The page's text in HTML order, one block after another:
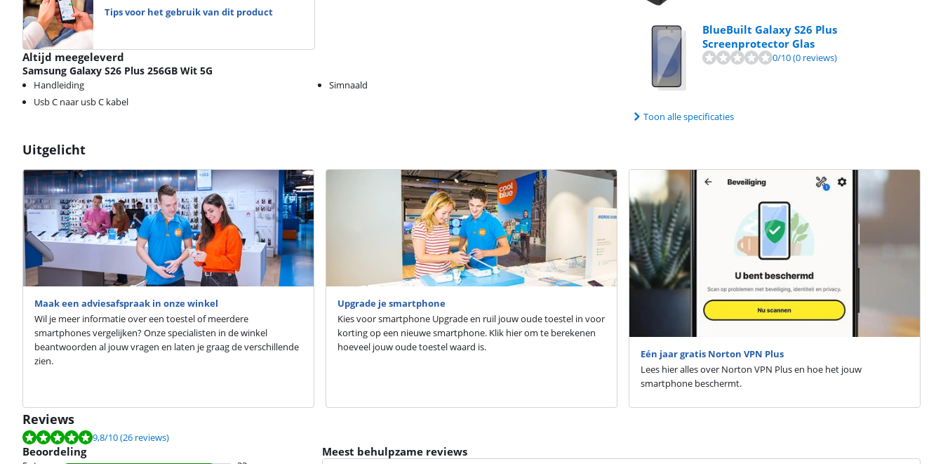
BlueBuilt Galaxy S26 Plus
Screenprotector Glas
0/10(0 reviews)
Toon alle specificaties
Tips voor het gebruik van dit product
Altijd meegeleverd
Samsung Galaxy S26 Plus 256GB Wit 5G
Handleiding
Usb C naar usb C kabel
Simnaald
Uitgelicht
Maak een adviesafspraak in onze winkel
Wil je meer informatie over een toestel of meerdere
smartphones vergelijken? Onze specialisten in de winkel
beantwoorden al jouw vragen en laten je graag de verschillende
zien.
Upgrade je smartphone
Kies voor smartphone Upgrade en ruil jouw oude toestel in voor
korting op een nieuwe smartphone. Klik hier om te berekenen
hoeveel jouw oude toestel waard is.
Eén jaar gratis Norton VPN Plus
Lees hier alles over Norton VPN Plus en hoe het jouw
smartphone beschermt.
Reviews
Beoordeling is 9,8 van de 10, gebaseerd op 26 reviews.
9,8/10(26 reviews)
Beoordeling Meest behulpzame reviews